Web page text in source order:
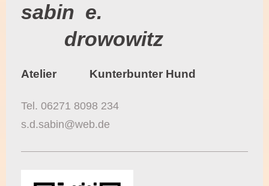
sabin e.
drowowitz
Atelier Kunterbunter Hund
Tel. 06271 8098 234
s.d.sabin@web.de